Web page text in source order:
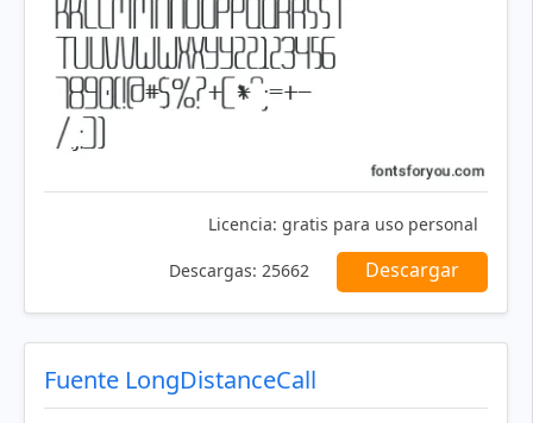
Licencia: gratis para uso personal
Descargas: 25662 Descargar
Fuente LongDistanceCall